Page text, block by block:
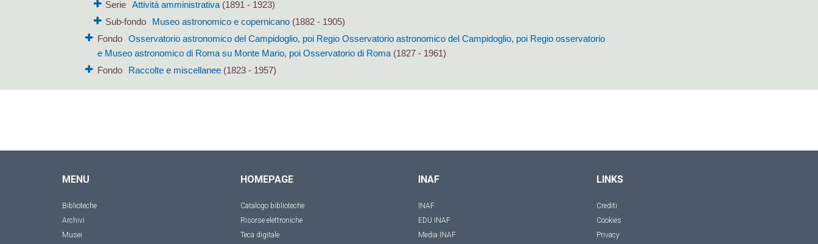
Serie Attività amministrativa(1891 - 1923)
Sub-fondo
Museo astronomico e copernicano(1882 - 1905)
Fondo
Osservatorio astronomico del Campidoglio, poi Regio Osservatorio astronomico del Campidoglio, poi Regio osservatorio
e Museo astronomico di Roma su Monte Mario, poi Osservatorio di Roma(1827 - 1961)
Fondo
Raccolte e miscellanee(1823 - 1957)
MENU
Biblioteche
Archivi
Musei
HOMEPAGE
Catalogo biblioteche
Risorse elettroniche
Teca digitale
INAF
INAF
EDU INAF
Media INAF
LINKS
Crediti
Cookies
Privacy